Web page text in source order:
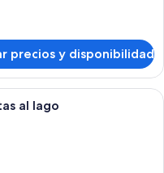
precios y disponibilidad
salón espacioso con un sofá
al lago